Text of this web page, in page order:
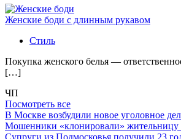
Женские боди с длинным рукавом
Стиль
Покупка женского белья —
[…]
ЧП
Посмотреть все
В Москве возбудили новое уголовное
Мошенники «клонировали»
Супруги из Подмосковья получили 23